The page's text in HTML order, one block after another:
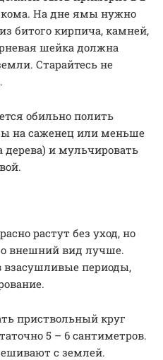
кома. На дне ямы нужно
битого кирпича, камней,
шейка должна
Старайтесь не
обильно полить
на саженец или меньше
дерева) и мульчировать
растут без уход, но
внешний вид лучше.
периоды,
приствольный круг
5 – 6 сантиметров.
с землей.